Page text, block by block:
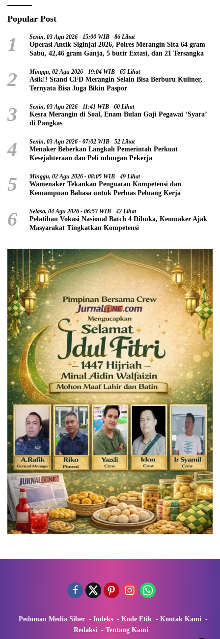
Popular Post
1 Senin, 03 Agu 2026 - 15:00 WIB 86 Lihat
Operasi Antik Siginjai 2026, Polres Merangin Sita 64 gram
Sabu, 42,46 gram Ganja, 5 butir Extasi, dan 21 Tersangka
2 Minggu, 02 Agu 2026 - 19:04 WIB 65 Lihat
Asik!! Stand CFD Merangin Selain Bisa Berburu Kuliner,
Ternyata Bisa Juga Bikin Paspor
3 Senin, 03 Agu 2026 - 11:41 WIB 60 Lihat
Kesra Merangin di Soal, Enam Bulan Gaji Pegawai ‘Syara’
di Pangkas
4 Senin, 03 Agu 2026 - 07:02 WIB 52 Lihat
Menaker Beberkan Langkah Pemerintah Perkuat
Kesejahteraan dan Peli ndungan Pekerja
5 Minggu, 02 Agu 2026 - 08:05 WIB 49 Lihat
Wamenaker Tekankan Penguatan Kompetensi dan
Kemampuan Bahasa untuk Perluas Peluang Kerja
6 Selasa, 04 Agu 2026 - 06:53 WIB 42 Lihat
Pelatihan Vokasi Nasional Batch 4 Dibuka, Kemnaker Ajak
Masyarakat Tingkatkan Kompetensi
Pedoman Media Siber Indeks Kode Etik
Kontak Kami
Redaksi
Tentang Kami